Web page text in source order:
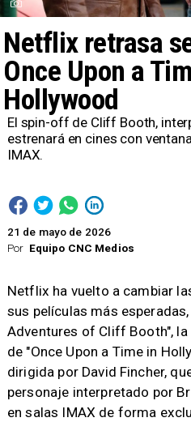
Por Equipo CNC Medios
Netflix retrasa
Once Upon a
Hollywood
21 de mayo de 2026
El spin-off de Cliff Booth,
estrenará en cines con
IMAX.
Netflix ha vuelto a cambiar
sus películas más
Adventures of Cliff Booth",
de "Once Upon a Time in
dirigida por David Fincher,
personaje interpretado por
en salas IMAX de forma